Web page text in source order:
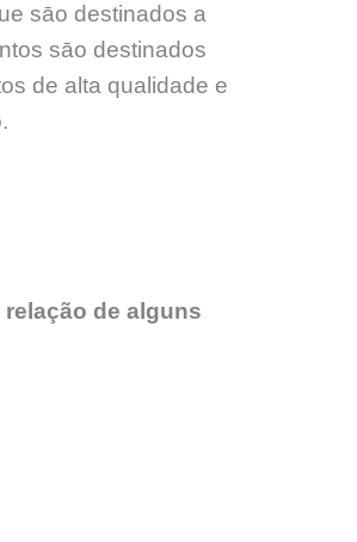
sāo destinados a
sāo destinados
de alta qualidade e
de alguns